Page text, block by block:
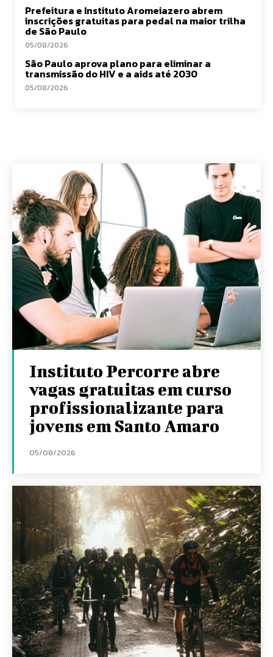
Prefeitura e Instituto Aromeiazero abrem
inscrições gratuitas para pedal na maior trilha
de São Paulo
05/08/2026
São Paulo aprova plano para eliminar a
transmissão do HIV e a aids até 2030
05/08/2026
Instituto Percorre abre
vagas gratuitas em curso
profissionalizante para
jovens em Santo Amaro
05/08/2026